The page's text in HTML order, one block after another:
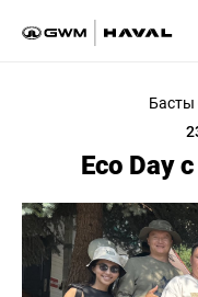
Басты
Eco Day